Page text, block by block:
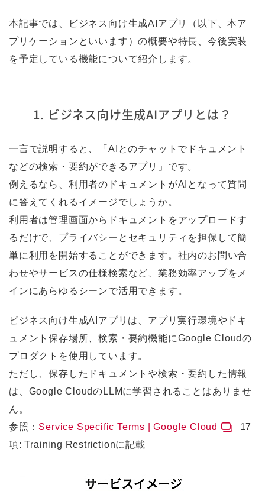
本記事では、ビジネス向け生成AIアプリ（以下、本ア
プリケーションといいます）の概要や特長、今後実装
を予定している機能について紹介します。
1. ビジネス向け生成AIアプリとは？
一言で説明すると、「AIとのチャットでドキュメント
などの検索・要約ができるアプリ」です。
例えるなら、利用者のドキュメントがAIとなって質問
に答えてくれるイメージでしょうか。
利用者は管理画面からドキュメントをアップロードす
るだけで、プライバシーとセキュリティを担保して簡
単に利用を開始することができます。社内のお問い合
わせやサービスの仕様検索など、業務効率アップをメ
インにあらゆるシーンで活用できます。
ビジネス向け生成AIアプリは、アプリ実行環境やドキ
ュメント保存場所、検索・要約機能にGoogle Cloudの
プロダクトを使用しています。
ただし、保存したドキュメントや検索・要約した情報
は、Google CloudのLLMに学習されることはありませ
ん。
参照： Service Specific Terms | Google Cloud
17
項: Training Restrictionに記載